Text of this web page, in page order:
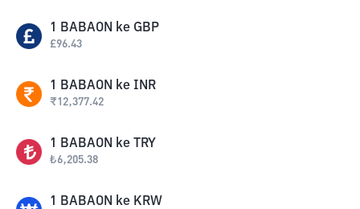
1 BABAON ke GBP
£96.43
1 BABAON ke INR
₹12,377.42
1 BABAON ke TRY
₺6,205.38
1 BABAON ke KRW